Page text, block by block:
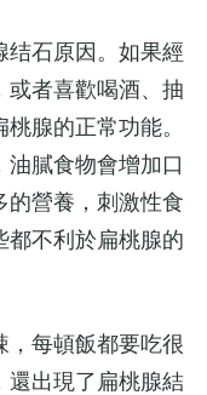
结石原因。如果經
或者喜歡喝酒、抽
腺的正常功能。
膩食物會增加口
的營養，刺激性食
都不利於扁桃腺的
，每頓飯都要吃很
還出現了扁桃腺結